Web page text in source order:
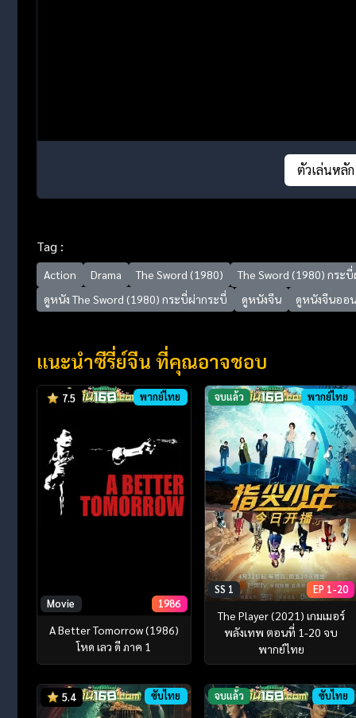
ตัวเล่นหลัก
Tag :
Action Drama The Sword (1980)
The Sword (1980) กระ
ดูหนัง The Sword (1980) กระบี่ผ่ากระบี่
ดูหนังจีน ดูหนังจีนออ
แนะนำซีรี่ย์จีน ที่คุณอาจชอบ
7.5 พากย์ไทย
Movie 1986
A Better Tomorrow (1986)
โหด เลว ดี ภาค 1
จบแล้ว พากย์ไทย
SS 1 EP 1-20
The Player (2021) เกมเมอร์
พลังเทพ ตอนที่ 1-20 จบ
พากย์ไทย
5.4 ซับไทย จบแล้ว ซับไทย